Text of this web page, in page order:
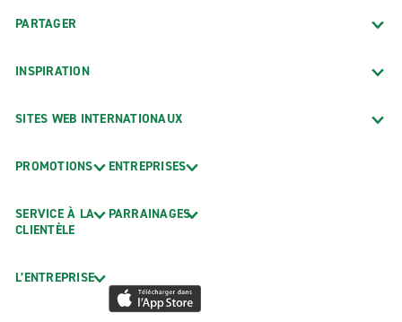
PARTAGER
INSPIRATION
SITES WEB INTERNATIONAUX
PROMOTIONS
SERVICE À LA
CLIENTÈLE
L’ENTREPRISE
ENTREPRISES
PARRAINAGES